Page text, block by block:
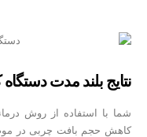
نتایج بلند مدت
شما با استفاده از روش
کاهش حجم بافت چربی در